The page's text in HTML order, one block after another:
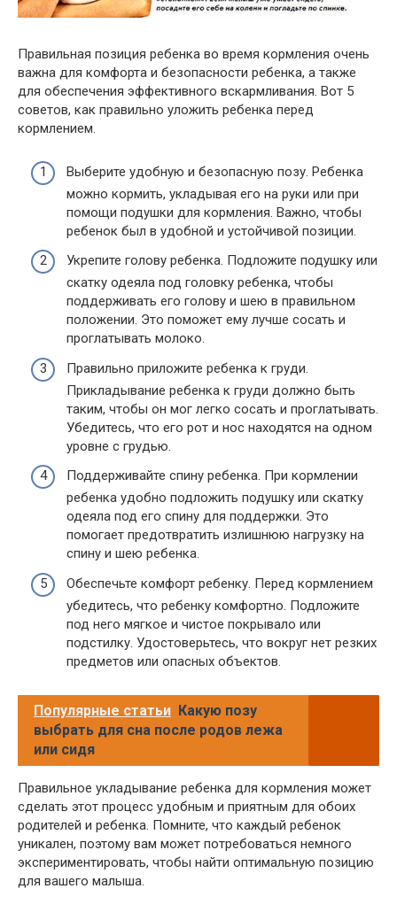
Правильная позиция ребенка во время кормления очень
важна для комфорта и безопасности ребенка, а также
для обеспечения эффективного вскармливания. Вот 5
советов, как правильно уложить ребенка перед
кормлением.
Выберите удобную и безопасную позу. Ребенка
можно кормить, укладывая его на руки или при
помощи подушки для кормления. Важно, чтобы
ребенок был в удобной и устойчивой позиции.
Укрепите голову ребенка. Подложите подушку или
скатку одеяла под головку ребенка, чтобы
поддерживать его голову и шею в правильном
положении. Это поможет ему лучше сосать и
проглатывать молоко.
Правильно приложите ребенка к груди.
Прикладывание ребенка к груди должно быть
таким, чтобы он мог легко сосать и проглатывать.
Убедитесь, что его рот и нос находятся на одном
уровне с грудью.
Поддерживайте спину ребенка. При кормлении
ребенка удобно подложить подушку или скатку
одеяла под его спину для поддержки. Это
помогает предотвратить излишнюю нагрузку на
спину и шею ребенка.
Обеспечьте комфорт ребенку. Перед кормлением
убедитесь, что ребенку комфортно. Подложите
под него мягкое и чистое покрывало или
подстилку. Удостоверьтесь, что вокруг нет резких
предметов или опасных объектов.
Популярные статьи Какую позу
выбрать для сна после родов лежа
или сидя
Правильное укладывание ребенка для кормления может
сделать этот процесс удобным и приятным для обоих
родителей и ребенка. Помните, что каждый ребенок
уникален, поэтому вам может потребоваться немного
экспериментировать, чтобы найти оптимальную позицию
для вашего малыша.